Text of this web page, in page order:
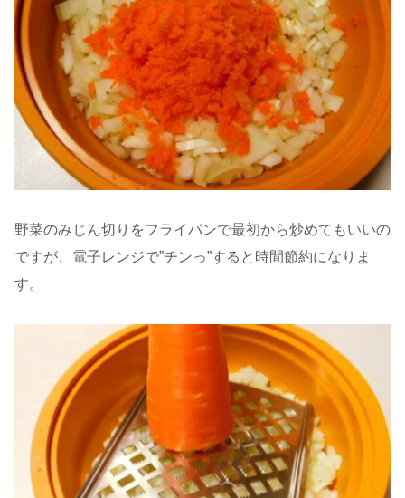
野菜のみじん切りをフライパンで最初から炒めてもいいの
ですが、電子レンジで”チンっ”すると時間節約になりま
す。